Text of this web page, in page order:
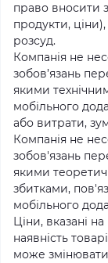
право вносити
продукти,
розсуд.
Компанія не
зобов’язань
якими
мобільного
або витрати,
Компанія не
зобов'язань
якими
збитками,
мобільного
Ціни, вказані
наявність
може